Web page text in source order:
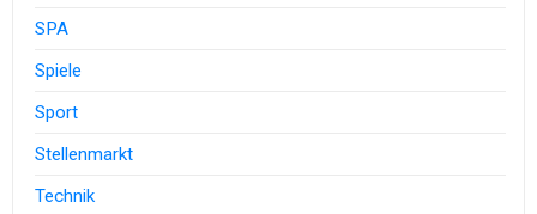
SPA
Spiele
Sport
Stellenmarkt
Technik